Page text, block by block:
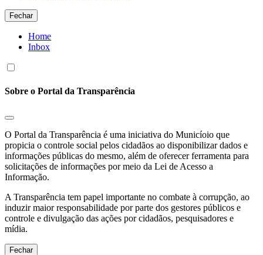
Fechar
Home
Inbox
Sobre o Portal da Transparência
O Portal da Transparência é uma iniciativa do Municíoio que
propicia o controle social pelos cidadãos ao disponibilizar dados e
informações públicas do mesmo, além de oferecer ferramenta para
solicitações de informações por meio da Lei de Acesso a
Informação.
A Transparência tem papel importante no combate à corrupção, ao
induzir maior responsabilidade por parte dos gestores públicos e
controle e divulgação das ações por cidadãos, pesquisadores e
mídia.
Fechar